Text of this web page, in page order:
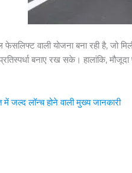
वाली योजना बना रही है, जो
बनाए रख सके। हालांकि,
लॉन्च होने वाली मुख्य जानकारी